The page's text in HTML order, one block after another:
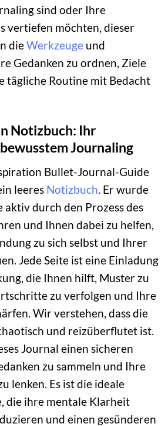
sind oder Ihre
vertiefen möchten, dieser
dieWerkzeuge und
Gedanken zu ordnen, Ziele
tägliche Routine mit Bedacht
Notizbuch: Ihr
Journaling
Bullet-Journal-Guide
leeres Notizbuch . Er wurde
aktiv durch den Prozess des
und Ihnen dabei zu helfen,
zu sich selbst und Ihrer
Jede Seite ist eine Einladung
die Ihnen hilft, Muster zu
zu verfolgen und Ihre
Wir verstehen, dass die
und reizüberflutet ist.
Journal einen sicheren
zu sammeln und Ihre
lenken. Es ist die ideale
die ihre mentale Klarheit
und einen gesünderen